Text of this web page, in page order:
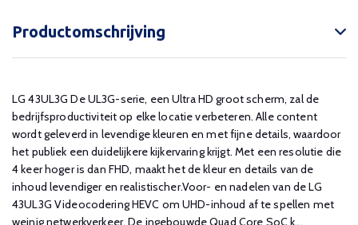
Productomschrijving
LG 43UL3G De UL3G-serie, een Ultra HD groot scherm, zal de
bedrijfsproductiviteit op elke locatie verbeteren. Alle content
wordt geleverd in levendige kleuren en met fijne details, waardoor
het publiek een duidelijkere kijkervaring krijgt. Met een resolutie die
4 keer hoger is dan FHD, maakt het de kleur en details van de
inhoud levendiger en realistischer.Voor- en nadelen van de LG
43UL3G Videocodering HEVC om UHD-inhoud af te spellen met
weinig netwerkverkeer. De ingebouwde Quad Core SoC k...